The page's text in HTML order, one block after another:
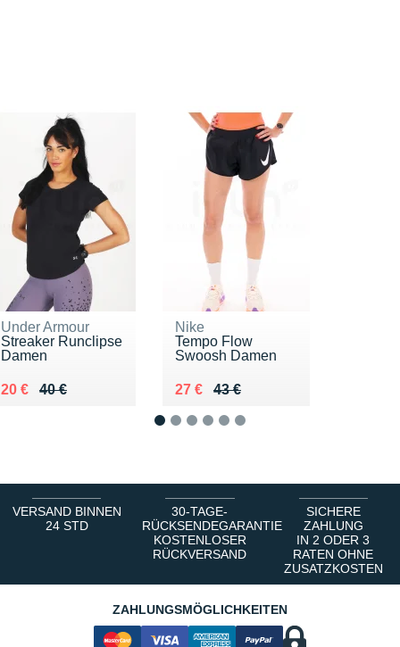
Under Armour
Streaker Runclipse
Damen
40 €
Au lieu de 40 €
20 €
Vendu 20 €
Nike
Tempo Flow
Swoosh Damen
43 €
Au lieu de 43 €
27 €
Vendu 27 €
VERSAND BINNEN
24 STD
30-TAGE-
RÜCKSENDEGARANTIE
KOSTENLOSER
RÜCKVERSAND
SICHERE
ZAHLUNG
IN 2 ODER 3
RATEN OHNE
ZUSATZKOSTEN
ZAHLUNGSMÖGLICHKEITEN